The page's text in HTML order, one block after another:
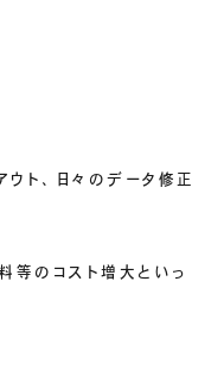
ウト、日々のデータ修正
等のコスト増大といっ